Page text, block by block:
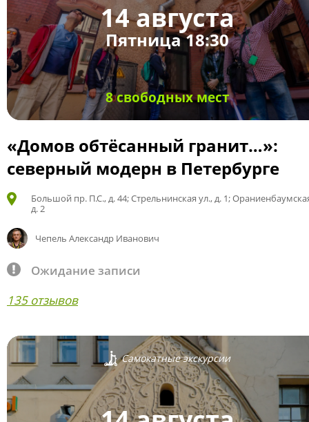
14 августа
Пятница 18:30
8 свободных мест
«Домов обтёсанный гранит…»:
северный модерн в Петербурге
Большой пр. П.С., д. 44; Стрельнинская ул., д. 1;
д. 2
Чепель Александр Иванович
Ожидание записи
135 отзывов
Самокатные экскурсии